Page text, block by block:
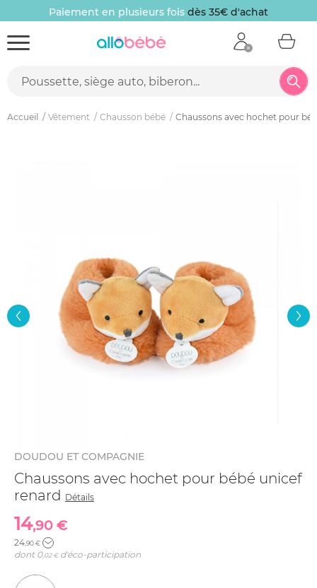
Paiement en plusieurs fois dès 35€ d'achat
Accueil Vêtement Chausson bébé Chaussons avec hochet pour
DOUDOU ET COMPAGNIE
Chaussons avec hochet pour bébé unicef
renard Détails
14,90 €
24,90 €
dont 0,02 €d'éco-participation